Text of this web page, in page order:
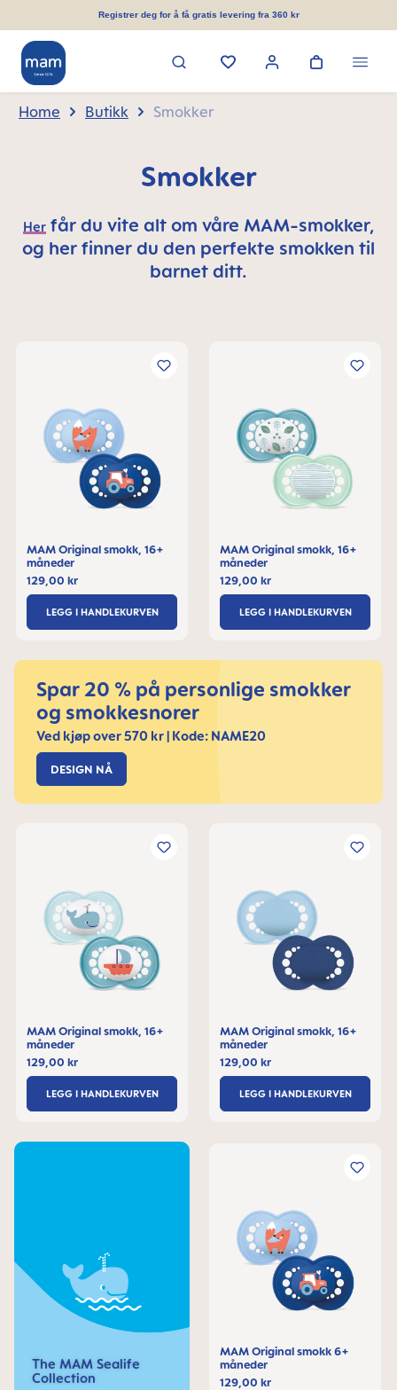
Registrer deg for å få gratis levering fra 360 kr
Home Butikk Smokker
Smokker
Herfår du vite alt om våre MAM-smokker,
og her finner du den perfekte smokken til
barnet ditt.
The MAM Sealife
Collection
Spar 20 % på personlige smokker
og smokkesnorer
Ved kjøp over 570 kr | Kode: NAME20
DESIGN NÅ
MAM Original smokk, 16+
måneder
129,00 kr
LEGG I HANDLEKURVEN
MAM Original smokk, 16+
måneder
129,00 kr
LEGG I HANDLEKURVEN
MAM Original smokk, 16+
måneder
129,00 kr
LEGG I HANDLEKURVEN
MAM Original smokk, 16+
måneder
129,00 kr
LEGG I HANDLEKURVEN
MAM Original smokk 6+
måneder
129,00 kr